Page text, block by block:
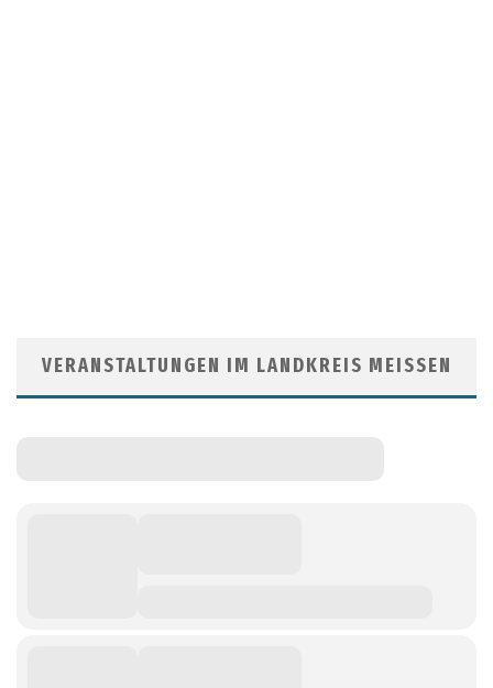
VERANSTALTUNGEN IM LANDKREIS MEISSEN